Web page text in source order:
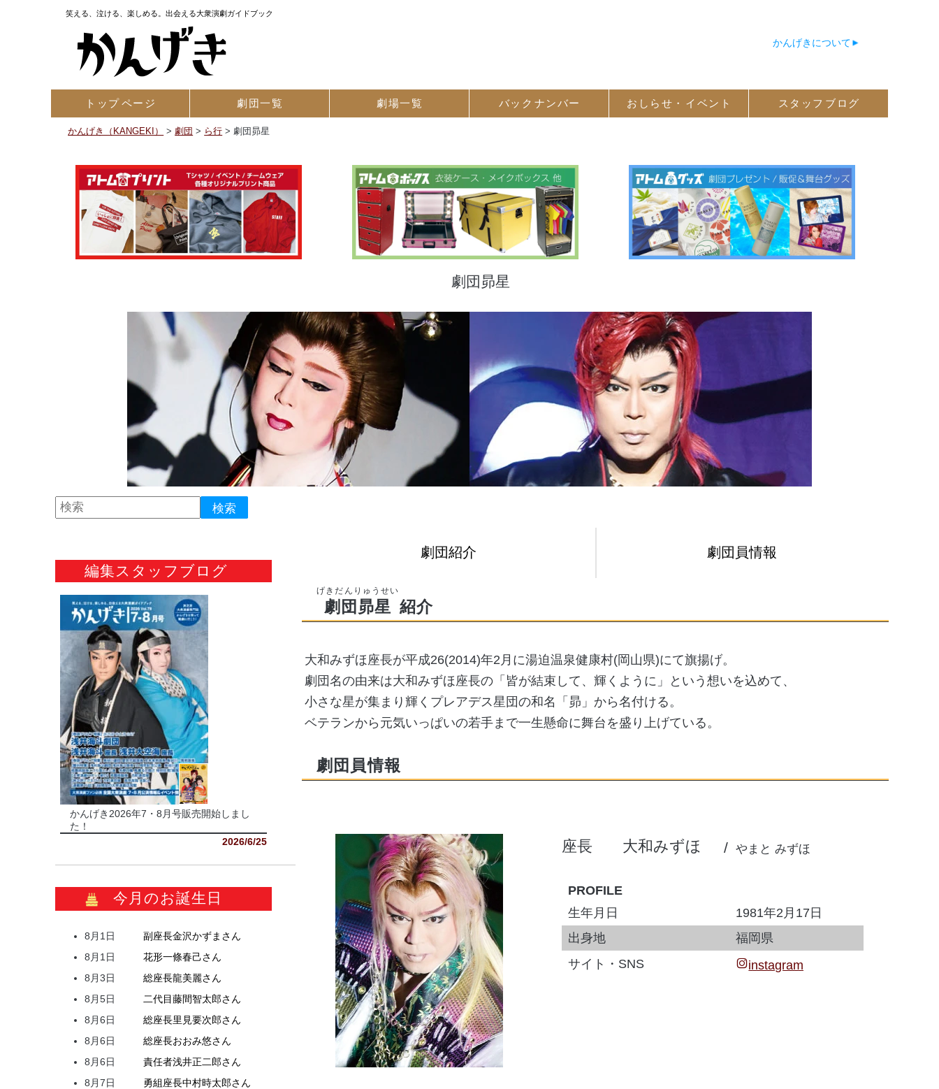
笑える、泣ける、楽しめる。出会える大衆演劇ガイドブック
かんげきについて
トップページ 劇団一覧 劇場一覧 バック ナンバー おしらせ・ イベント スタッフ ブログ
かんげき（KANGEKI） >劇団 > ら行 >劇団昴星
劇団昴星
劇団紹介 劇団員情報
劇団昴星 紹介
大和みずほ座長が平成26(2014)年2月に湯迫温泉健康村(岡山県)にて旗揚げ。
劇団名の由来は大和みずほ座長の「皆が結束して、輝くように」という想いを込めて、
小さな星が集まり輝くプレアデス星団の和名「昴」から名付ける。
ベテランから元気いっぱいの若手まで一生懸命に舞台を盛り上げている。
劇団員情報
座長 大和みずほ やまと みずほ
PROFILE
生年月日
1981年2月17日
出身地
福岡県
サイト・SNS
instagram
編集スタッフブログ
かんげき2026年7・8月号販売開始しまし
た！
2026/6/25
今月のお誕生日
8月1日 副座長金沢かずま さん
8月1日
花形一條春己さん
8月3日
総座長龍美麗さん
8月5日
二代目藤間智太郎さん
8月6日
総座長里見要次郎さん
8月6日
総座長おおみ悠さん
8月6日
責任者浅井正二郎さん
8月7日
勇組座長中村時太郎さん